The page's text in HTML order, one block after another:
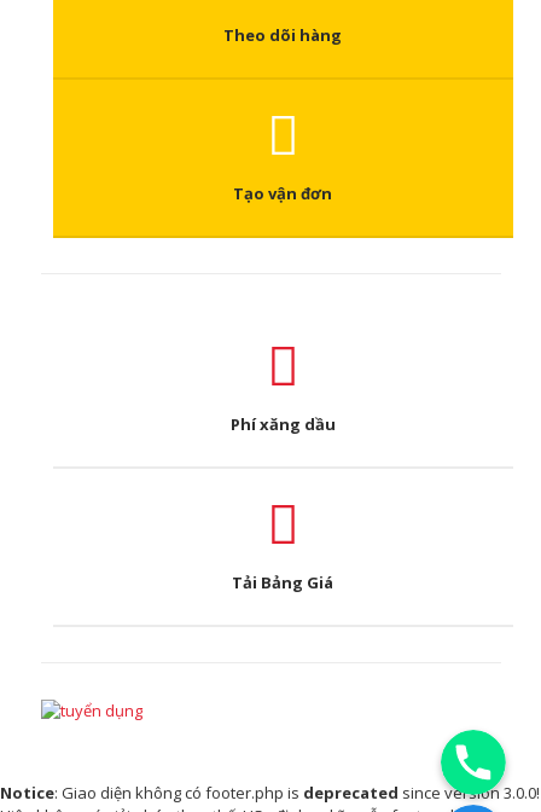
Theo dõi hàng
Tạo vận đơn
Phí xăng dầu
Tải Bảng Giá
Notice: Giao diện không có footer.php is deprecated since version 3.0.0!
Phone
Facebook Messenger